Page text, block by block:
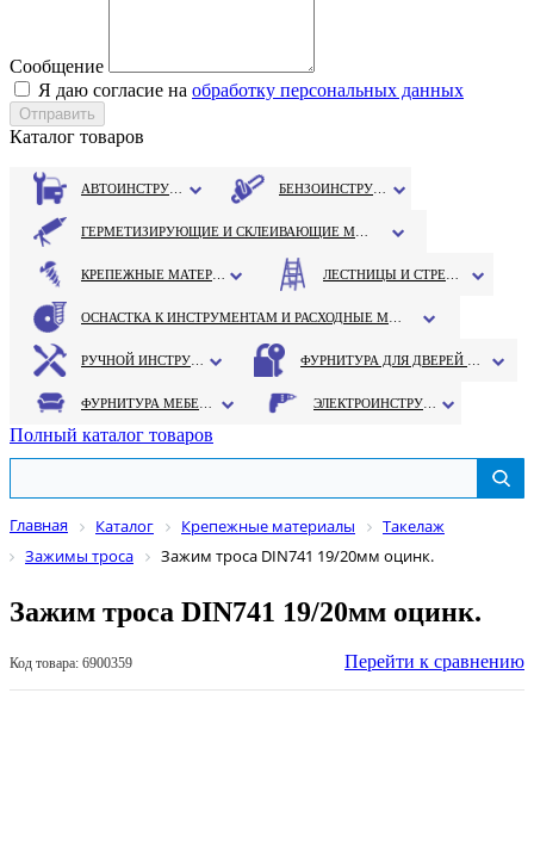
Сообщение
Я даю согласие на обработку персональных данных
Каталог товаров
Полный каталог товаров
Главная Каталог Крепежные материалы
Такелаж
Зажимы троса
Зажим троса DIN741 19/20мм оцинк.
Зажим троса DIN741 19/20мм оцинк.
Код товара: 6900359 Перейти к сравнению